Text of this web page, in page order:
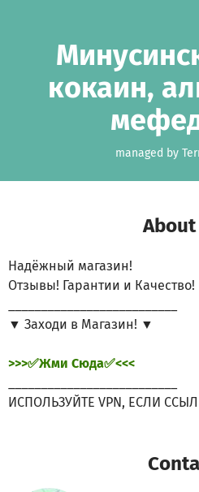
кокаин,
managed by
Надёжный магазин!
Отзывы! Гарантии и Качество!
▼ Заходи в Магазин! ▼
>>>✅Жми Сюда✅<<<
ИСПОЛЬЗУЙТЕ VPN, ЕСЛИ